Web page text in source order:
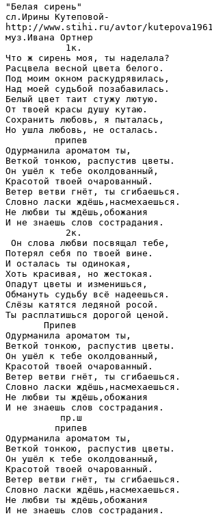
"Белая сирень"
сл.Ирины Кутеповой-
http://www.stihi.ru/avtor/kutepova1961
муз.Ивана Ортнер
           1к.
Что ж сирень моя, ты наделала?
Расцвела весной цвета белого.
Под моим окном раскудрявилась,
Над моей судьбой позабавилась.
Белый цвет таит стужу лютую.
От твоей красы душу кутаю.
Сохранить любовь, я пыталась,
Но ушла любовь, не осталась.
         припев
Одурманила ароматом ты,
Веткой тонкою, распустив цветы.
Он ушёл к тебе околдованный,
Красотой твоей очарованный.
Ветер ветви гнёт, ты сгибаешься.
Словно ласки ждёшь,насмехаешься.
Не любви ты ждёшь,обожания
И не знаешь слов сострадания.
           2к.
Он слова любви посвящал тебе,
Потерял себя по твоей вине.
И осталась ты одинокая,
Хоть красивая, но жестокая.
Опадут цветы и изменишься,
Обмануть судьбу всё надеешься.
Слёзы катятся ледяной росой.
Ты расплатишься дорогой ценой.
       Припев
Одурманила ароматом ты,
Веткой тонкою, распустив цветы.
Он ушёл к тебе околдованный,
Красотой твоей очарованный.
Ветер ветви гнёт, ты сгибаешься.
Словно ласки ждёшь,насмехаешься.
Не любви ты ждёшь,обожания
И не знаешь слов сострадания.
          пр.ш
         припев
Одурманила ароматом ты,
Веткой тонкою, распустив цветы.
Он ушёл к тебе околдованный,
Красотой твоей очарованный.
Ветер ветви гнёт, ты сгибаешься.
Словно ласки ждёшь,насмехаешься.
Не любви ты ждёшь,обожания
И не знаешь слов сострадания.